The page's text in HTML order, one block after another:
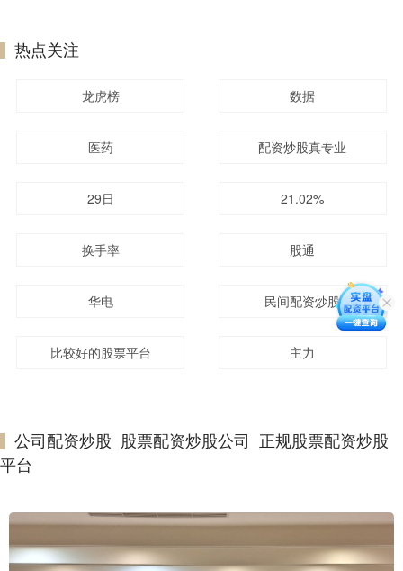
热点关注
龙虎榜 数据
医药 配资炒股真专业
29日 21.02%
换手率 股通
华电 民间配资炒股
比较好的股票平台 主力
公司配资炒股_股票配资炒股公司_正规股票配资炒股
平台